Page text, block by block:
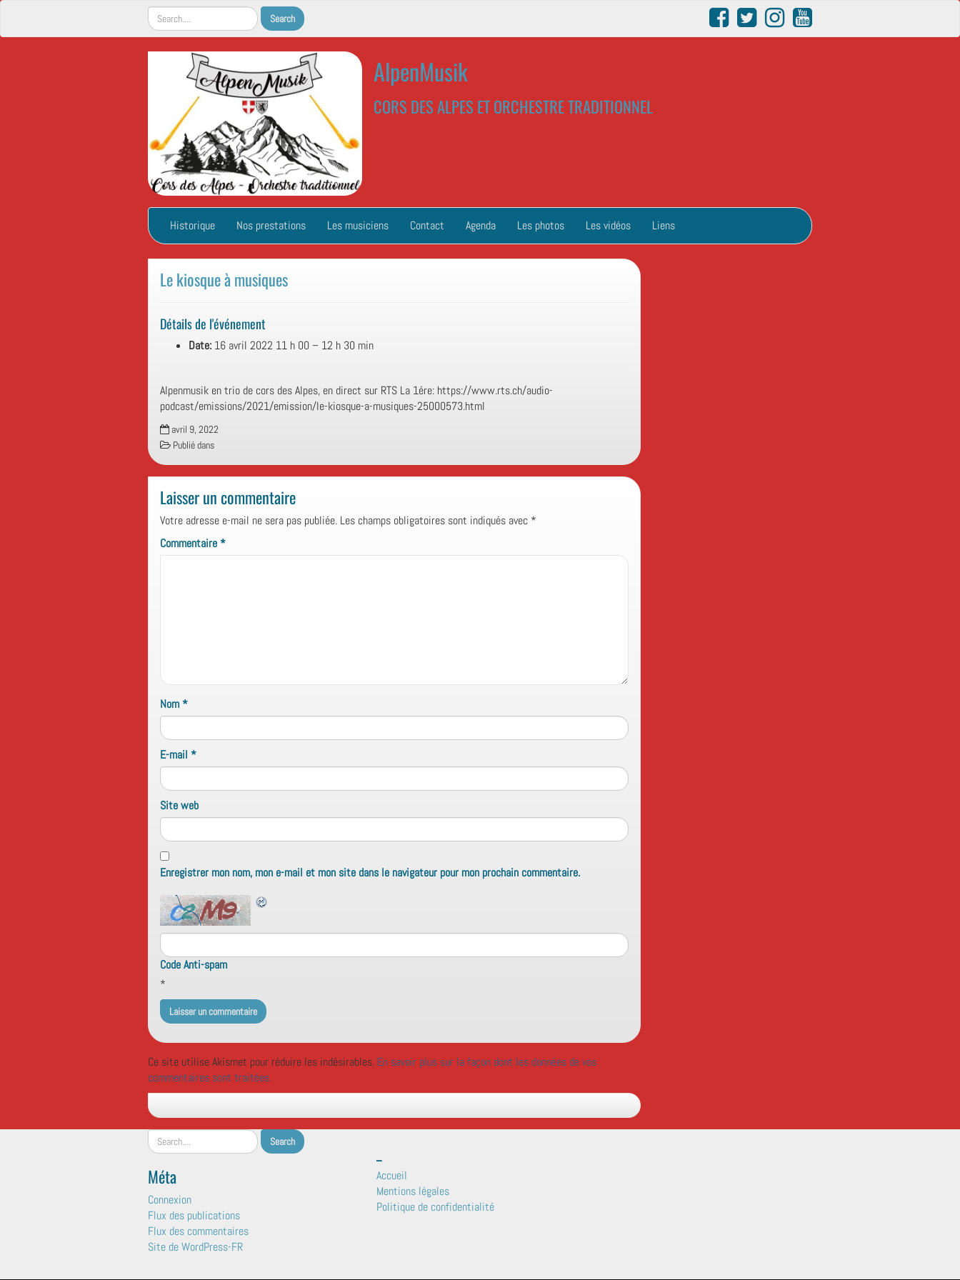
AlpenMusik
CORS DES ALPES ET ORCHESTRE TRADITIONNEL
Historique Nos prestations Les musiciens Contact Agenda Les photos Les vidéos Liens
Le kiosque à musiques
Détails de l'événement
Date: 16 avril 2022 11 h 00 – 12 h 30 min
Alpenmusik en trio de cors des Alpes, en direct sur RTS La 1ére: https://www.rts.ch/audio-
podcast/emissions/2021/emission/le-kiosque-a-musiques-25000573.html
avril 9, 2022
Publié dans
Laisser un commentaire
Votre adresse e-mail ne sera pas publiée. Les champs obligatoires sont indiqués avec *
Commentaire *
Nom *
E-mail *
Site web
Enregistrer mon nom, mon e-mail et mon site dans le navigateur pour mon prochain commentaire.
Code Anti-spam
*
Ce site utilise Akismet pour réduire les indésirables. En savoir plus sur la façon dont les données de vos
commentaires sont traitées.
Méta
Connexion
Flux des publications
Flux des commentaires
Site de WordPress-FR
Accueil
Mentions légales
Politique de confidentialité